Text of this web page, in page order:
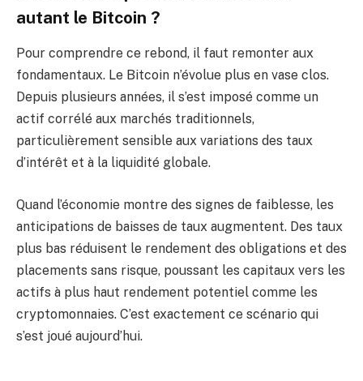
autant le Bitcoin ?
Pour comprendre ce rebond, il faut remonter aux
fondamentaux. Le Bitcoin n’évolue plus en vase clos.
Depuis plusieurs années, il s’est imposé comme un
actif corrélé aux marchés traditionnels,
particulièrement sensible aux variations des taux
d’intérêt et à la liquidité globale.
Quand l’économie montre des signes de faiblesse, les
anticipations de baisses de taux augmentent. Des taux
plus bas réduisent le rendement des obligations et des
placements sans risque, poussant les capitaux vers les
actifs à plus haut rendement potentiel comme les
cryptomonnaies. C’est exactement ce scénario qui
s’est joué aujourd’hui.